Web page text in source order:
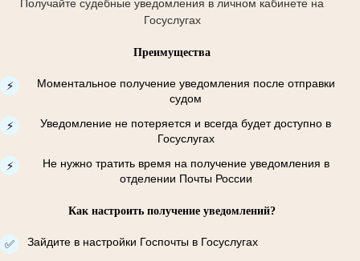
Получайте судебные уведомления в личном кабинете на
Госуслугах
Преимущества
⚡
Моментальное получение уведомления после отправки
судом
⚡
Уведомление не потеряется и всегда будет доступно в
Госуслугах
⚡
Не нужно тратить время на получение уведомления в
отделении Почты России
Как настроить получение уведомлений?
✅ Зайдите в настройки Госпочты в Госуслугах